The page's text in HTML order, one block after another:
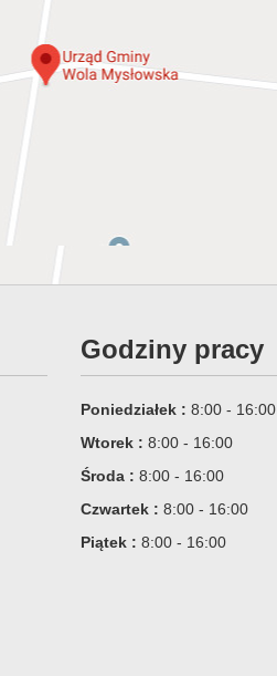
Godziny pracy
Poniedziałek : 8:00 - 16:00
Wtorek : 8:00 - 16:00
Środa : 8:00 - 16:00
Czwartek : 8:00 - 16:00
Piątek : 8:00 - 16:00